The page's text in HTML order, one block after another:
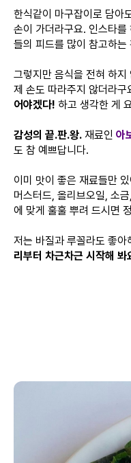
한식같이 마구잡이로 담아
손이 가더라구요. 인스타
들의 피드를 많이 참고하는
그렇지만 음식을 전혀 하
제 손도 따라주지 않더라구
어야겠다! 하고 생각한 게
감성의 끝.판.왕. 재료인 아
도 참 예쁘답니다.
이미 맛이 좋은 재료들만
머스터드, 올리브오일, 소
에 맞게 훌훌 뿌려 드시면
저는 바질과 루꼴라도 좋
리부터 차근차근 시작해 봐